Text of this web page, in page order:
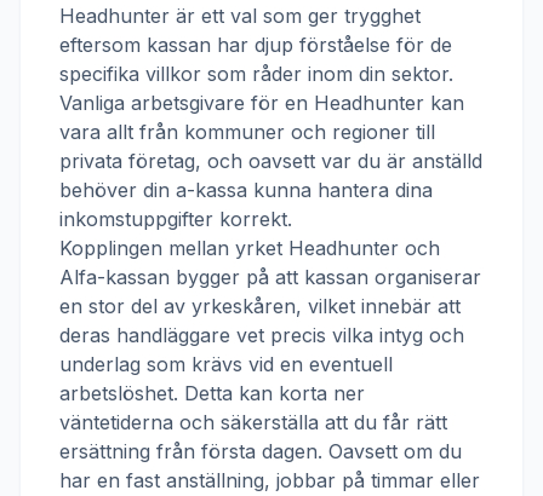
Headhunter är ett val som ger trygghet
eftersom kassan har djup förståelse för de
specifika villkor som råder inom din sektor.
Vanliga arbetsgivare för en Headhunter kan
vara allt från kommuner och regioner till
privata företag, och oavsett var du är anställd
behöver din a-kassa kunna hantera dina
inkomstuppgifter korrekt.
Kopplingen mellan yrket Headhunter och
Alfa-kassan bygger på att kassan organiserar
en stor del av yrkeskåren, vilket innebär att
deras handläggare vet precis vilka intyg och
underlag som krävs vid en eventuell
arbetslöshet. Detta kan korta ner
väntetiderna och säkerställa att du får rätt
ersättning från första dagen. Oavsett om du
har en fast anställning, jobbar på timmar eller